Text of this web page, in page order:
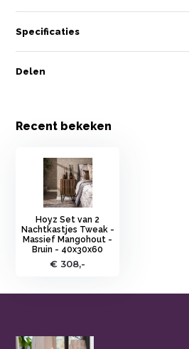
Specificaties
Delen
Recent bekeken
Hoyz Set van 2
Nachtkastjes Tweak -
Massief Mangohout -
Bruin - 40x30x60
€ 308,-